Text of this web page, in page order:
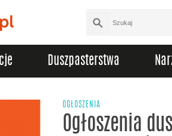
Duszpasterstwa
OGŁOSZENIA
Ogłoszenia